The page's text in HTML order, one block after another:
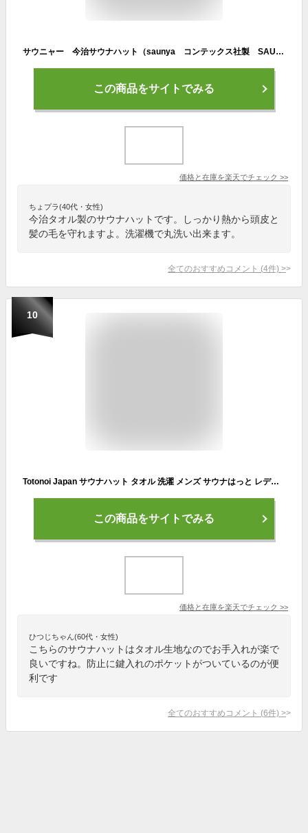
サウニャー 今治サウナハット（saunya コンテックス社製 SAUNA HAT サウナ 帽子 のぼせ防止 ととのい オーガニックコットン 今治 タオル地 パイル ポケット サイレントサウナ）【メール便送料無料】【DM】
この商品をサイトでみる
価格と在庫を楽天でチェック >>
ちょプラ(40代・女性)
今治タオル製のサウナハットです。しっかり熱から頭皮と
髪の毛を守れますよ。洗濯機で丸洗い出来ます。
全てのおすすめコメント (4件) >
10
Totonoi Japan サウナハット タオル 洗濯 メンズ サウナはっと レディース 洗える サウナキャップ サウナ サウナグッズ ネイビー グリーン ホワイト ブルーグレー ブラック イエロー ピンク オレンジ
この商品をサイトでみる
価格と在庫を楽天でチェック >>
ひつじちゃん(60代・女性)
こちらのサウナハットはタオル生地なのでお手入れが楽で
良いですね。防止に鍵入れのポケットがついているのが便
利です
全てのおすすめコメント (6件) >